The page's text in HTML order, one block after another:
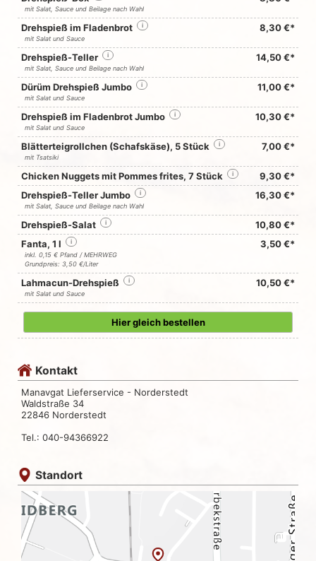
mit Salat, Sauce und Beilage nach Wahl
Drehspieß im Fladenbrot i 8,30 €*
mit Salat und Sauce
Drehspieß-Teller i 14,50 €*
mit Salat, Sauce und Beilage nach Wahl
Dürüm Drehspieß Jumbo i 11,00 €*
mit Salat und Sauce
Drehspieß im Fladenbrot Jumbo i 10,30 €*
mit Salat und Sauce
Blätterteigrollchen (Schafskäse), 5 Stück i 7,00 €*
mit Tsatsiki
Chicken Nuggets mit Pommes frites, 7 Stück i
9,30 €*
Drehspieß-Teller Jumbo
i 16,30 €*
mit Salat, Sauce und Beilage nach Wahl
Drehspieß-Salat i
10,80 €*
Fanta, 1 l
i 3,50 €*
inkl. 0,15 € Pfand / MEHRWEG
Grundpreis: 3,50 €/Liter
Lahmacun-Drehspieß i 10,50 €*
mit Salat und Sauce
Hier gleich bestellen
Kontakt
Manavgat Lieferservice - Norderstedt
Waldstraße 34
22846 Norderstedt
Tel.: 040-94366922
Standort